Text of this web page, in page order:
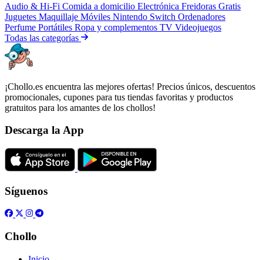
Audio & Hi-Fi Comida a domicilio Electrónica Freidoras Gratis
Juguetes Maquillaje Móviles Nintendo Switch Ordenadores
Perfume Portátiles Ropa y complementos TV Videojuegos
Todas las categorías
¡Chollo.es encuentra las mejores ofertas! Precios únicos, descuentos
promocionales, cupones para tus tiendas favoritas y productos
gratuitos para los amantes de los chollos!
Descarga la App
Síguenos
Chollo